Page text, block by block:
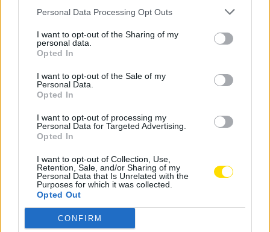
Personal Data Processing Opt Outs
I want to opt-out of the Sharing of my
personal data.
Opted In
I want to opt-out of the Sale of my
Personal Data.
Opted In
I want to opt-out of processing my
Personal Data for Targeted Advertising.
Opted In
I want to opt-out of Collection, Use,
Retention, Sale, and/or Sharing of my
Personal Data that Is Unrelated with the
Purposes for which it was collected.
Opted Out
CONFIRM
artigos famalicão
mercado
praça
Notícias Populares